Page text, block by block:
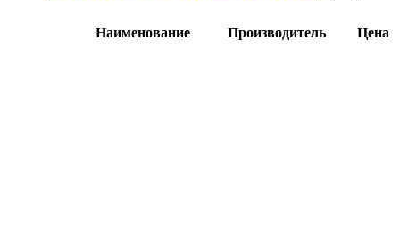
Наименование Производитель Цена